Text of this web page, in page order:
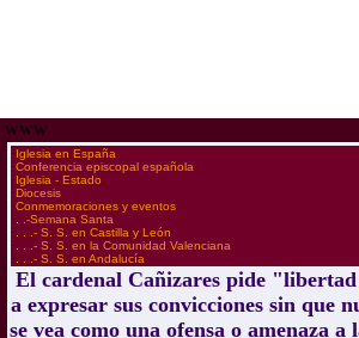
www
·Iglesia en España
·Conferencia episcopal española
·Iglesia - Estado
·Diocesis
·Conmemoraciones y eventos
· . .-Semana Santa
· . . .- S. S. en Castilla y León
· . . .- S. S. en la Comunidad Valenciana
· . . .- S. S. en Andalucía
El cardenal Cañizares pide "libertad
a expresar sus convicciones sin que
se vea como una ofensa o amenaza